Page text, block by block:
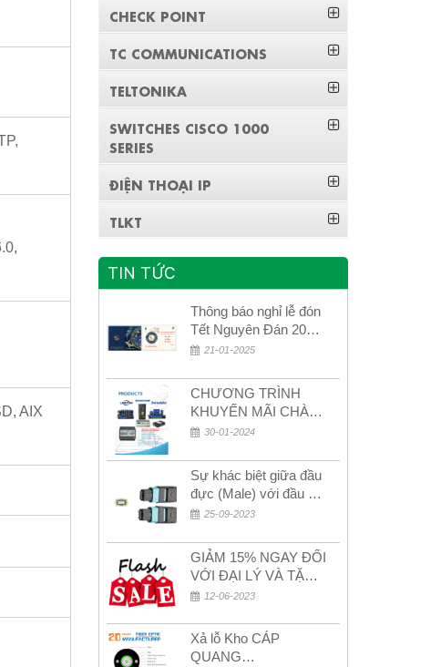
AIX
CHECK POINT
TC COMMUNICATIONS
TELTONIKA
SWITCHES CISCO 1000
SERIES
ĐIỆN THOẠI IP
TLKT
TIN TỨC
Thông báo nghỉ lễ đón
Tết Nguyên Đán 2026
– Xuân Bính Ngọ!
21-01-2025
CHƯƠNG TRÌNH
KHUYẾN MÃI CHÀO
MỪNG NĂM MỚI
30-01-2024
Sự khác biệt giữa đầu
đực (Male) với đầu cái
(Female) trong bộ đầu
25-09-2023
GIẢM 15% NGAY ĐỐI
VỚI ĐẠI LÝ VÀ TẶNG
QUÀ KHÁCH HÀNG
12-06-2023
Xả lỗ Kho CÁP
QUANG